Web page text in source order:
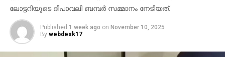
വ്യക്തമാക്കി.
ലോട്ടറിയുടെ ദീപാവലി ബമ്പര്‍ സമ്മാനം നേടിയത്.
Published 1 week ago on November 10, 2025
By webdesk17